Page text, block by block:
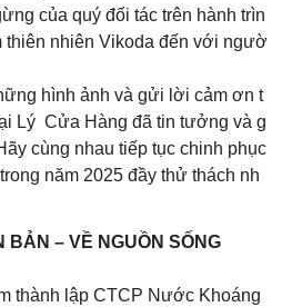
của quý đối tác trên hành trìn
thiên nhiên Vikoda đến với ngườ
hình ảnh và gửi lời cảm ơn t
Lý Cửa Hàng đã tin tưởng và g
cùng nhau tiếp tục chinh phục
năm 2025 đầy thử thách nh
BẢN – VỀ NGUỒN SỐNG
thành lập CTCP Nước Khoáng